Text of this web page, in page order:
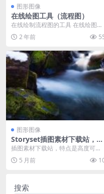
图形图像
在线绘图工具（流程图）
在线绘制流程图的工具 在线绘图工
具，很精美哦，有很多现成的模板
可用 https:...
2 年前
图形图像
Storyset插图素材下载站，特
点是高度可自定义，支持自定
插图素材下载站，特点是高度可自
定义，支持自定义颜色、背景以及
选择图层，可下载保存...
5 月前
搜索